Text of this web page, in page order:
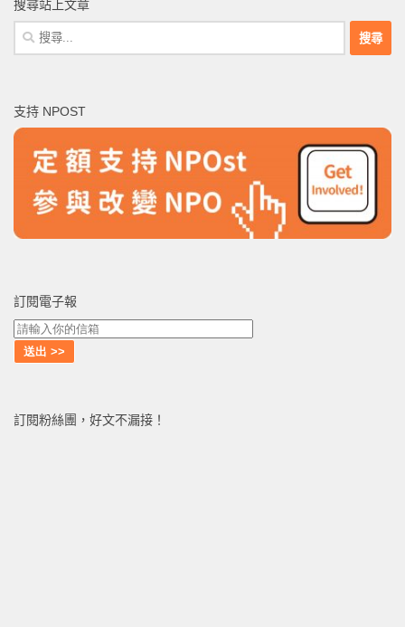
搜尋站上文章
搜
尋
字:
支持 NPOST
訂閱電子報
訂閱粉絲團，好文不漏接！